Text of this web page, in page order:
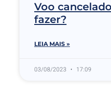
Voo
fazer?
LEIA MAIS »
03/08/2023 17:09